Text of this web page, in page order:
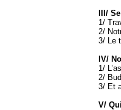
III/
1/
2/
3/ Le
IV/
1/
2/
3/ Et
V/